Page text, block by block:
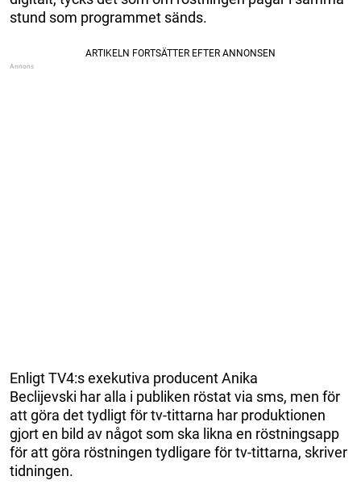
stund som programmet sänds.
Enligt TV4:s exekutiva producent Anika
Beclijevski har alla i publiken röstat via sms, men för
att göra det tydligt för tv-tittarna har produktionen
gjort en bild av något som ska likna en röstningsapp
för att göra röstningen tydligare för tv-tittarna, skriver
tidningen.